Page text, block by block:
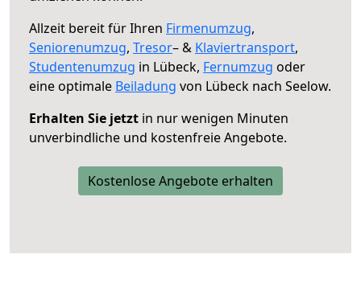
Allzeit bereit für Ihren Firmenumzug,
Seniorenumzug, Tresor– & Klaviertransport,
Studentenumzug in Lübeck, Fernumzug oder
eine optimale Beiladung von Lübeck nach Seelow.
Erhalten Sie jetzt in nur wenigen Minuten
unverbindliche und kostenfreie Angebote.
Kostenlose Angebote erhalten